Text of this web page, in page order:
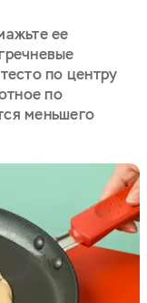
ее
по центру
по
меньшего